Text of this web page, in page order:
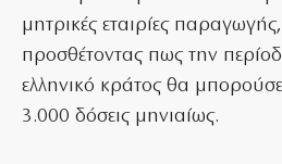
μητρικές εταιρίες
προσθέτοντας πως την
ελληνικό κράτος θα
3.000 δόσεις μηνιαίως.